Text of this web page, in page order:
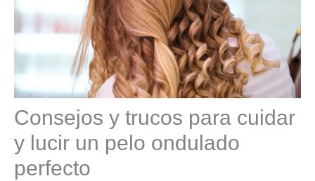
Consejos y trucos para cuidar
y lucir un pelo ondulado
perfecto